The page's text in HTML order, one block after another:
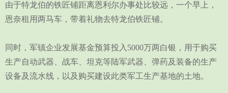
由于特龙伯的铁匠铺距离恩利尔办事处比较远，一个早上，
恩奈租用两马车，带着礼物去特龙伯铁匠铺。
同时，军镇企业发展基金预算投入5000万两白银，用于购买
生产自动武器、战车、坦克等陆军武器、弹药及装备的生产
设备及流水线，以及购买建设此类军工生产基地的土地。